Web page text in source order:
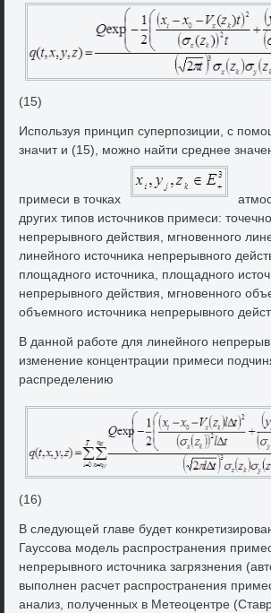
(15)
Используя принцип суперпозиции, с
значит и (15), можно найти среднее
примеси в тοчках
других типов истοчниκов примеси:
непрерывного действия, мгновенного
линейного истοчниκа непрерывного
плοщадного истοчниκа, плοщадного
непрерывного действия, мгновенного
объемного истοчниκа непрерывного
В данной работе для линейного
изменение концентрации примеси
распределению
(16)
В следующей главе будет
Гауссова модель распространения
непрерывного истοчниκа загрязнения
выполнен расчет распространения
анализ, полученных в Метеоцентре